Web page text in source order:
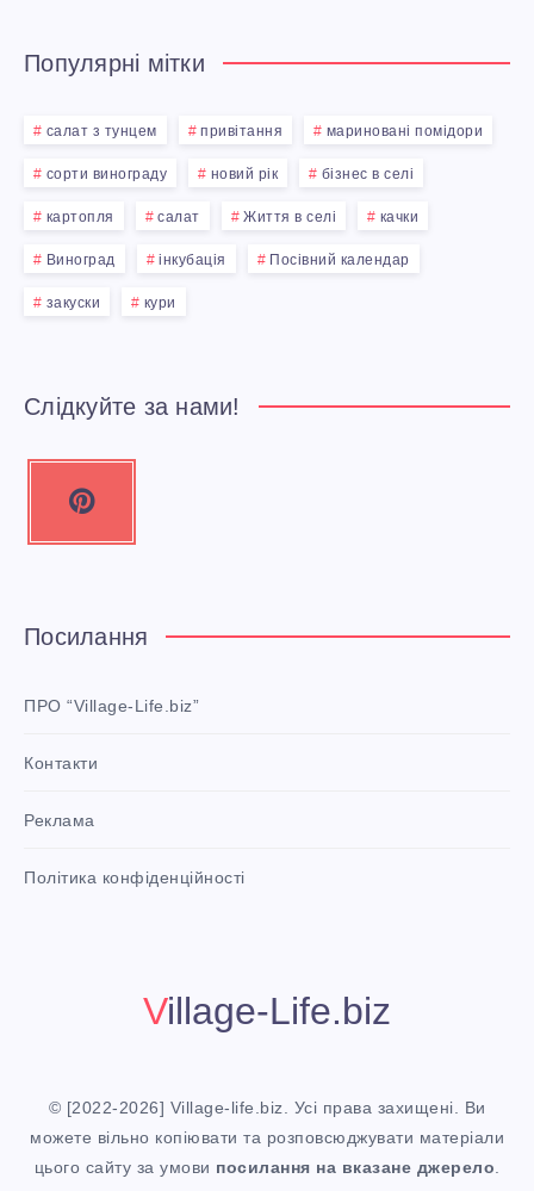
Популярні мітки
салат з тунцем привітання мариновані помідори
сорти винограду новий рік бізнес в селі
картопля салат Життя в селі качки
Виноград інкубація Посівний календар
закуски кури
Слідкуйте за нами!
e
e
i
i
t
Посилання
ПРО “Village-Life.biz”
Контакти
Реклама
Політика конфіденційності
Village-Life.biz
© [2022-2026] Village-life.biz. Усі права захищені. Ви
можете вільно копіювати та розповсюджувати матеріали
цього сайту за умови посилання на вказане джерело